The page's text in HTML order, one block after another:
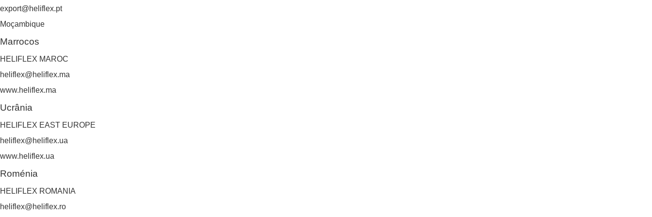
export@heliflex.pt
Moçambique
Marrocos
HELIFLEX MAROC
heliflex@heliflex.ma
www.heliflex.ma
Ucrânia
HELIFLEX EAST EUROPE
heliflex@heliflex.ua
www.heliflex.ua
Roménia
HELIFLEX ROMANIA
heliflex@heliflex.ro